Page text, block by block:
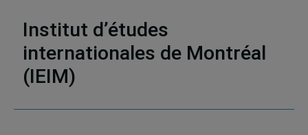
11 résultats
Institut d’études
internationales de Montréal
(IEIM)